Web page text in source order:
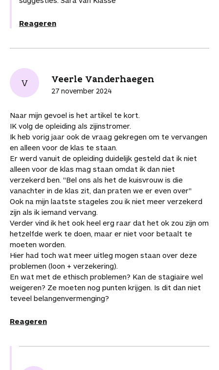
Reageren
V Veerle Vanderhaegen
27 november 2024
Naar mijn gevoel is het artikel te kort.
IK volg de opleiding als zijinstromer.
Ik heb vorig jaar ook de vraag gekregen om te vervangen
en alleen voor de klas te staan.
Er werd vanuit de opleiding duidelijk gesteld dat ik niet
alleen voor de klas mag staan omdat ik dan niet
verzekerd ben. "Bel ons als het de kuisvrouw is die
vanachter in de klas zit, dan praten we er even over"
Ook na mijn laatste stageles zou ik niet meer verzekerd
zijn als ik iemand vervang.
Verder vind ik het ook heel erg raar dat het ok zou zijn om
hetzelfde werk te doen, maar er niet voor betaalt te
moeten worden.
Hier had toch wat meer uitleg mogen staan over deze
problemen (loon + verzekering).
En wat met de ethisch problemen? Kan de stagiaire wel
weigeren? Ze moeten nog punten krijgen. Is dit dan niet
teveel belangenvermenging?
Reageren